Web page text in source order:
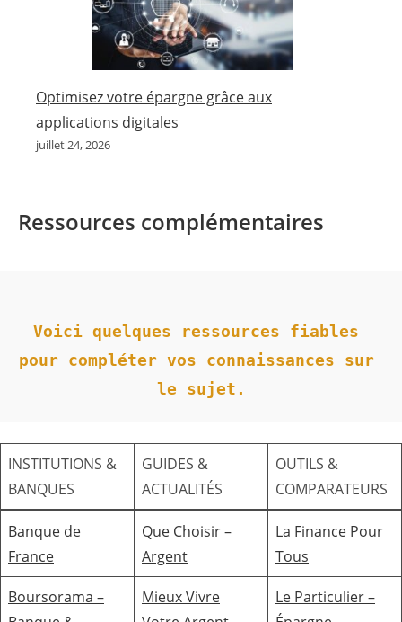
Optimisez votre épargne grâce aux
applications digitales
juillet 24, 2026
Ressources complémentaires
Voici quelques ressources fiables
pour compléter vos connaissances sur
le sujet.
INSTITUTIONS &
BANQUES
GUIDES &
ACTUALITÉS
OUTILS &
COMPARATEURS
Banque de
France
Que Choisir –
Argent
La Finance Pour
Tous
Boursorama –
Mieux Vivre
Le Particulier –